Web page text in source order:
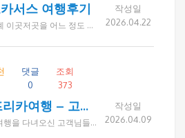
서스 여행후기
여행을 좋아하는 터라 세계 이곳저곳을 어느 정도 다녀보고 나니, 아직은 좀 낯설기는 하지만 새로운 문화를 접해보고 싶어 코카서스에 대한 기대감으로 예약을 했는데 중동전쟁여파로 취소해야하나 고민이 많았지만 참여하기로 결정하고 떠난 코카서스 여행이었습니다. 드림투어를 통해 많은 여행을 다녔지만 이번 여행 역시 만족도가 높았고 함께한 일행분들이 너~무 좋아서 두배로 즐겁고 행복한 여행이었습니다. 순수하고 숙박함이 가득한 코카서스, 호텔, 음식 뭐하나 부족함이 없던 여행을 준비해주신 드림투어에 감사드립니다.
작성일
2026.04.22
댓글
0
조회
373
“2026년 2월 아프리카여행 – 고객 감사 메시지 모음”
이번 아프리카 & 두바이 여행을 다녀오신 고객님들께서 여행 후 카카오톡으로 많은 감사의 메시지를 보내주셨습니다. 연세가 있으신 고객님들이 많아 홈페이지 후기 대신 카톡으로 마음을 전해주셨고, 그 따뜻한 글들을 모아 정리해 소개드립니다. 드림투어를 믿고 함께해주셔서 진심으로 감사드립니다.
작성일
2026.04.09